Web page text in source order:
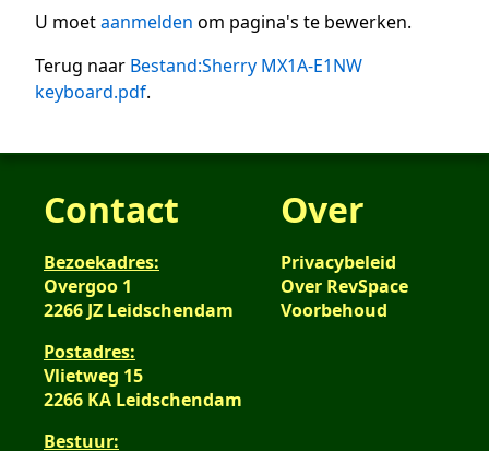
U moetaanmelden om pagina's te bewerken.
Terug naar Bestand:Sherry MX1A-E1NW
keyboard.pdf.
Contact
Bezoekadres:
Overgoo 1
2266 JZ Leidschendam
Postadres:
Vlietweg 15
2266 KA Leidschendam
Bestuur:
Over
Privacybeleid
Over RevSpace
Voorbehoud